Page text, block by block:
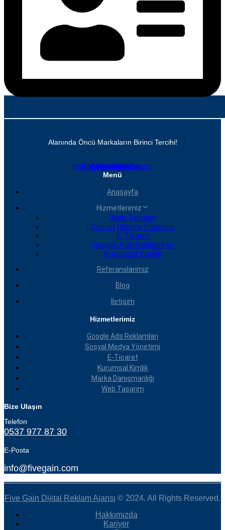
Alanında Öncü Markaların Birinci Tercihi!
Instagram
Facebook
Whatsapp
Linkedin
Youtube
Pinterest
Menü
Anasayfa
Hizmetlerimiz
Web Tasarım
Sosyal Medya Yönetimi
E-Ticaret
Google Ads Reklamları
Kurumsal Kimlik
Referanslarımız
Blog
İletişim
Hizmetlerimiz
Google Ads Reklamları
Sosyal Medya Yönetimi
E-Ticaret
Kurumsal Kimlik
Marka Danışmanlığı
Web Tasarım
Bize Ulaşın
Telefon
0537 977 87 30
E-Posta
info@fivegain.com
Five Gain Dijital Reklam Ajansı © 2024. All Rights Reserved.
Hakkımızda
Kariyer